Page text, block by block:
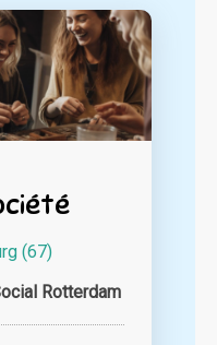
(67)
Rotterdam